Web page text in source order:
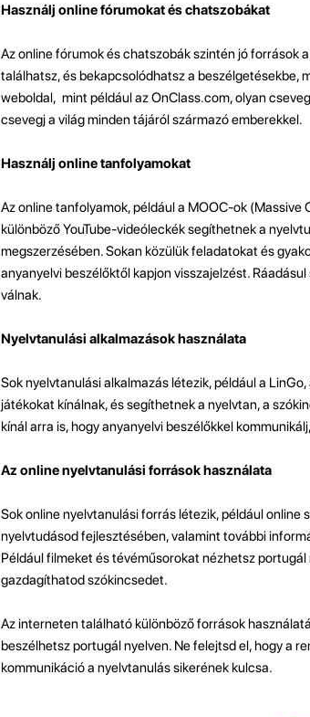
Használj online fórumokat és chatszobákat
Az online fórumok és chatszobák szintén jó források
találhatsz, és bekapcsolódhatsz a beszélgetésekbe,
weboldal, mint például az OnClass.com, olyan
csevegj a világ minden tájáról származó emberekkel.
Használj online tanfolyamokat
Az online tanfolyamok, például a MOOC-ok
különböző YouTube-videóleckék segíthetnek a
megszerzésében. Sokan közülük feladatokat és
anyanyelvi beszélőktől kapjon visszajelzést.
válnak.
Nyelvtanulási alkalmazások használata
Sok nyelvtanulási alkalmazás létezik, például a
játékokat kínálnak, és segíthetnek a nyelvtan, a
kínál arra is, hogy anyanyelvi beszélőkkel
Az online nyelvtanulási források használata
Sok online nyelvtanulási forrás létezik, például
nyelvtudásod fejlesztésében, valamint további
Például filmeket és tévéműsorokat nézhetsz
gazdagíthatod szókincsedet.
Az interneten található különböző források
beszélhetsz portugál nyelven. Ne felejtsd el, hogy a
kommunikáció a nyelvtanulás sikerének kulcsa.